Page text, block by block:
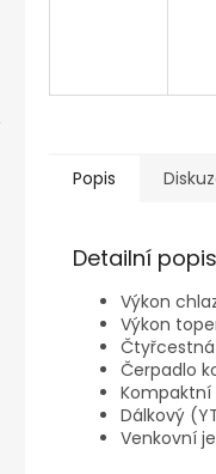
Popis
Detailní
Výkon
Výkon
Čerpadlo
Kompaktní
Dálkový
Venkovní